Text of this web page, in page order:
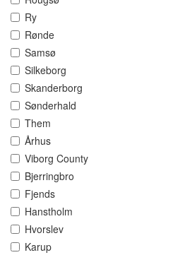
Ry
Rønde
Samsø
Silkeborg
Skanderborg
Sønderhald
Them
Århus
Viborg County
Bjerringbro
Fjends
Hanstholm
Hvorslev
Karup